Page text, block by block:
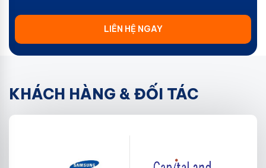
LIÊN HỆ NGAY
KHÁCH HÀNG & ĐỐI TÁC